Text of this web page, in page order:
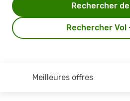
Rechercher Vol
Rechercher
Meilleures offres